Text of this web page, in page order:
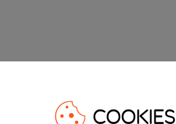
COOKIES